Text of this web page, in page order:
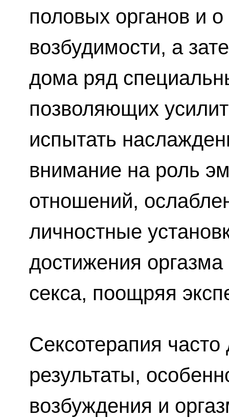
половых органов и о
возбудимости, а
дома ряд
позволяющих
испытать
внимание на роль
отношений,
личностные
достижения
секса, поощряя
Сексотерапия
результаты,
возбуждения и